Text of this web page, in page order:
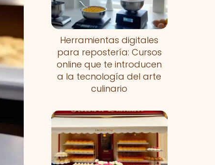
Herramientas digitales
para repostería: Cursos
online que te introducen
a la tecnología del arte
culinario